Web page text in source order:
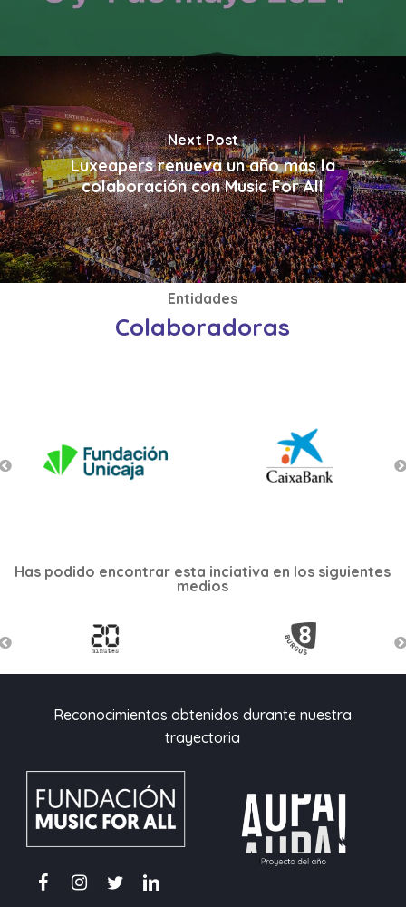
Next Post
Luxeapers renueva un año más la
colaboración con Music For All
Entidades
Colaboradoras
Has podido encontrar esta inciativa en los siguientes
medios
Reconocimientos obtenidos durante nuestra
trayectoria